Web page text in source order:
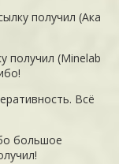
получил (Ака
получил (Minelab
Всё
большое